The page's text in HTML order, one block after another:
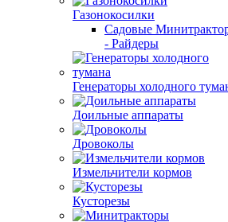
Газонокосилки
Садовые
- Райдеры
Генераторы холодного
Доильные аппараты
Дровоколы
Измельчители кормов
Кусторезы